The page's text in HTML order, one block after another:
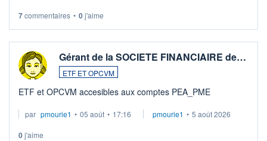
7commentaires • 0j'aime
Gérant de la SOCIETE FINANCIAIRE de…
ETF ET OPCVM
ETF et OPCVM accesibles aux comptes PEA_PME
par pmourie1 • 05 août • 17:16 pmourie1 • 5 août 2026
0j'aime